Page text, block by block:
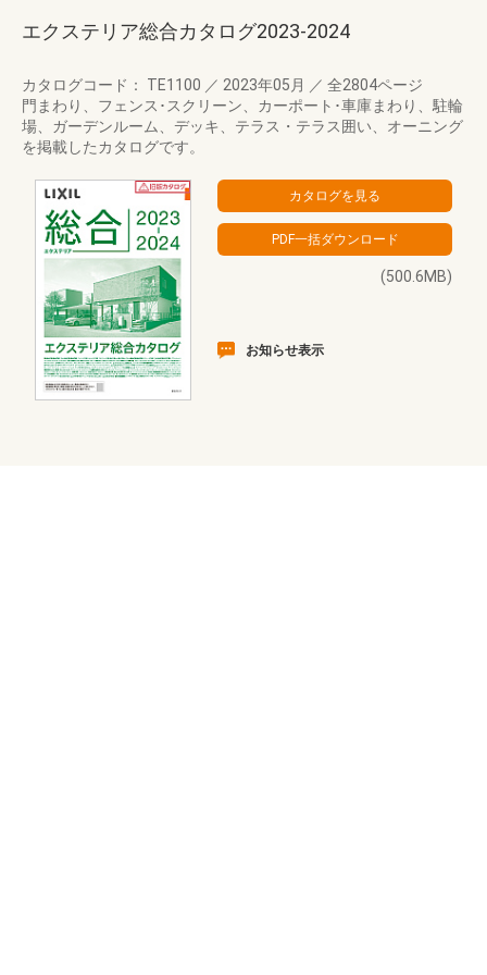
エクステリア総合カタログ2023-2024
カタログコード： TE1100 ／ 2023年05月 ／ 全2804ページ
門まわり、フェンス･スクリーン、カーポート･車庫まわり、駐輪
場、ガーデンルーム、デッキ、テラス・テラス囲い、オーニング
を掲載したカタログです。
(500.6MB)
お知らせ表示